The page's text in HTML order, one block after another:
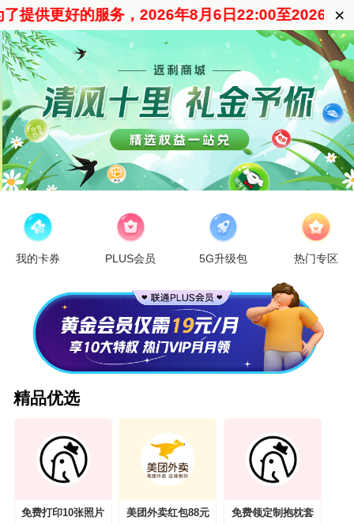
提供更好的服务，2026年8月6日22:00至2026年8×
我的卡券 PLUS会员 5G升级包 热门专区
精品优选
免费打印10张照片 美团外卖红包88元 免费领定制抱枕套